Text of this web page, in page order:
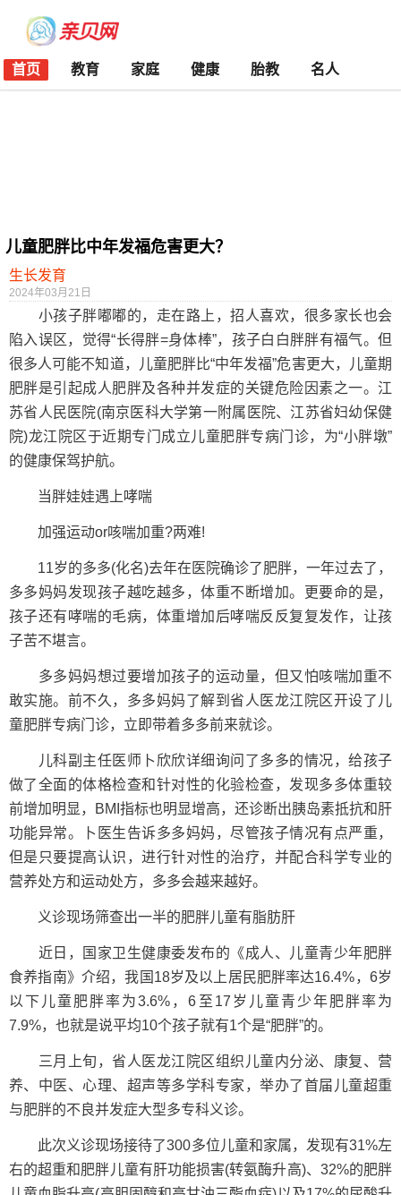
首页 教育 家庭 健康 胎教 名人
儿童肥胖比中年发福危害更大？
生长发育
2024年03月21日
小孩子胖嘟嘟的，走在路上，招人喜欢，很多家长也会
陷入误区，觉得“长得胖=身体棒”，孩子白白胖胖有福气。但
很多人可能不知道，儿童肥胖比“中年发福”危害更大，儿童期
肥胖是引起成人肥胖及各种并发症的关键危险因素之一。江
苏省人民医院(南京医科大学第一附属医院、江苏省妇幼保健
院)龙江院区于近期专门成立儿童肥胖专病门诊，为“小胖墩”
的健康保驾护航。
当胖娃娃遇上哮喘
加强运动or咳喘加重?两难!
11岁的多多(化名)去年在医院确诊了肥胖，一年过去了，
多多妈妈发现孩子越吃越多，体重不断增加。更要命的是，
孩子还有哮喘的毛病，体重增加后哮喘反反复复发作，让孩
子苦不堪言。
多多妈妈想过要增加孩子的运动量，但又怕咳喘加重不
敢实施。前不久，多多妈妈了解到省人医龙江院区开设了儿
童肥胖专病门诊，立即带着多多前来就诊。
儿科副主任医师卜欣欣详细询问了多多的情况，给孩子
做了全面的体格检查和针对性的化验检查，发现多多体重较
前增加明显，BMI指标也明显增高，还诊断出胰岛素抵抗和肝
功能异常。卜医生告诉多多妈妈，尽管孩子情况有点严重，
但是只要提高认识，进行针对性的治疗，并配合科学专业的
营养处方和运动处方，多多会越来越好。
义诊现场筛查出一半的肥胖儿童有脂肪肝
近日，国家卫生健康委发布的《成人、儿童青少年肥胖
食养指南》介绍，我国18岁及以上居民肥胖率达16.4%，6岁
以下儿童肥胖率为3.6%，6至17岁儿童青少年肥胖率为
7.9%，也就是说平均10个孩子就有1个是“肥胖”的。
三月上旬，省人医龙江院区组织儿童内分泌、康复、营
养、中医、心理、超声等多学科专家，举办了首届儿童超重
与肥胖的不良并发症大型多专科义诊。
此次义诊现场接待了300多位儿童和家属，发现有31%左
右的超重和肥胖儿童有肝功能损害(转氨酶升高)、32%的肥胖